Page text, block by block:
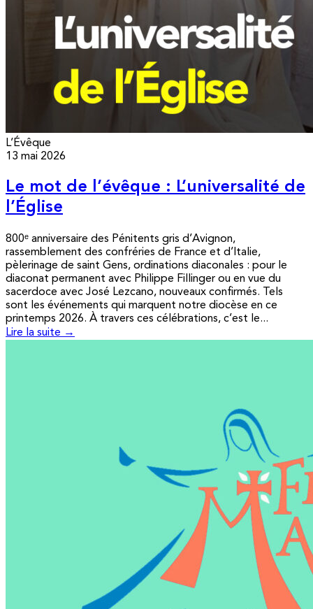
L’Évêque
13 mai 2026
Le mot de l’évêque : L’universalité de
l’Église
800ᵉ anniversaire des Pénitents gris d’Avignon,
rassemblement des confréries de France et d’Italie,
pèlerinage de saint Gens, ordinations diaconales : pour le
diaconat permanent avec Philippe Fillinger ou en vue du
sacerdoce avec José Lezcano, nouveaux confirmés. Tels
sont les événements qui marquent notre diocèse en ce
printemps 2026. À travers ces célébrations, c’est le...
Lire la suite →